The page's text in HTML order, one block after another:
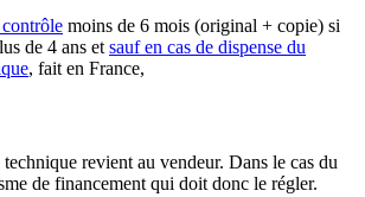
moins de 6 mois (original + copie) si
de 4 ans et sauf en cas de dispense du
, fait en France,
revient au vendeur. Dans le cas du
de financement qui doit donc le régler.